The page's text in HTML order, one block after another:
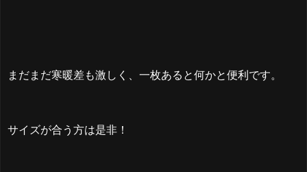
まだまだ寒暖差も激しく、一枚あると何かと便利です。
サイズが合う方は是非！